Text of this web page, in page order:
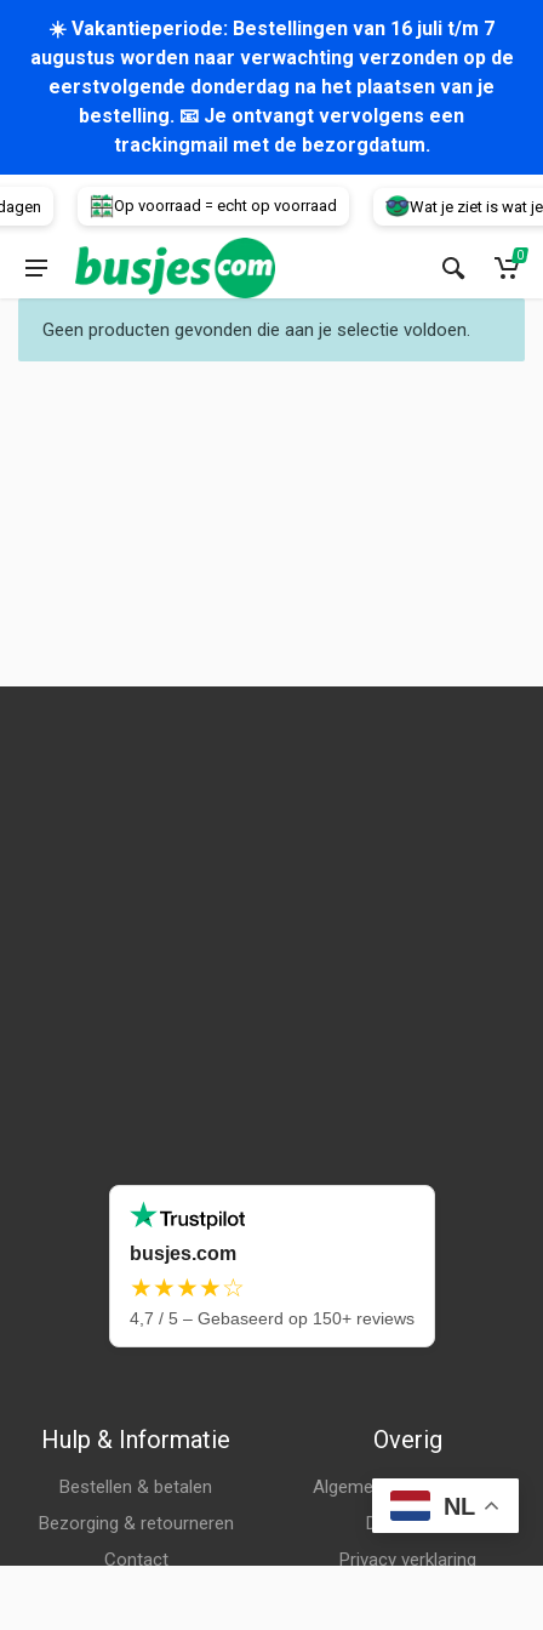
☀️ Vakantieperiode: Bestellingen van 16 juli t/m 7
augustus worden naar verwachting verzonden op de
eerstvolgende donderdag na het plaatsen van je
bestelling. 📧 Je ontvangt vervolgens een
trackingmail met de bezorgdatum.
Op voorraad = echt op voorraad Wat je ziet is wat je
Voertuig
0
Geen producten gevonden die aan je selectie voldoen.
busjes.com
★★★★☆
4,7 / 5 – Gebaseerd op 150+ reviews
Hulp & Informatie
Bestellen & betalen
Bezorging & retourneren
Contact
Overig
Algemene voorwaarden
Disclaimer
Privacy verklaring
NL